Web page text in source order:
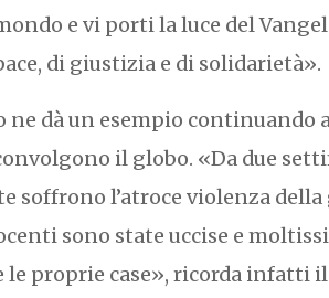
e vi porti la luce del
di giustizia e di solidarietà».
ne dà un esempio continuando
il globo. «Da due
soffrono l’atroce violenza
sono state uccise e
le proprie case», ricorda infatti